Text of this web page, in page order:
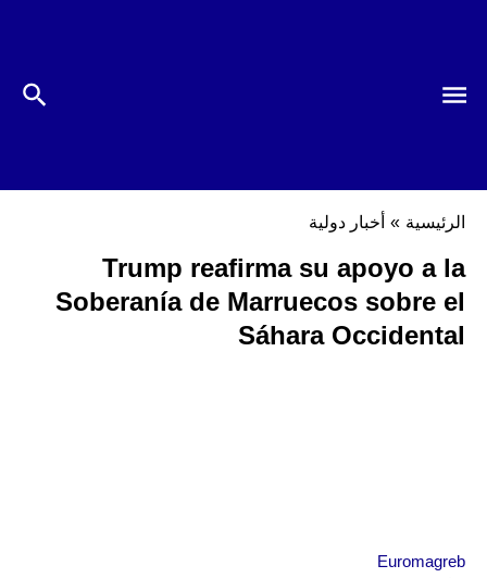
الرئيسية » أخبار دولية
Trump reafirma su apoyo a la
Soberanía de Marruecos sobre el
Sáhara Occidental
Euromagreb